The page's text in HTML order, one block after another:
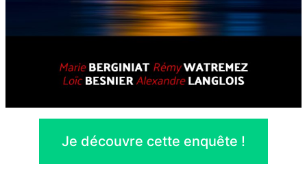
Je découvre cette enquête !